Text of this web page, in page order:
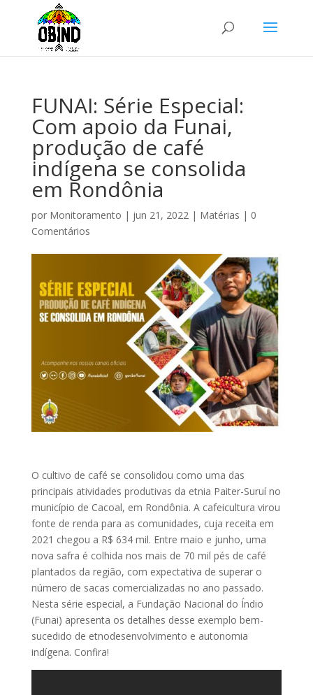
FUNAI: Série Especial:
Com apoio da Funai,
produção de café
indígena se consolida
em Rondônia
por Monitoramento | jun 21, 2022| Matérias | 0
Comentários
O cultivo de café se consolidou como uma das
principais atividades produtivas da etnia Paiter-Suruí no
município de Cacoal, em Rondônia. A cafeicultura virou
fonte de renda para as comunidades, cuja receita em
2021 chegou a R$ 634 mil. Entre maio e junho, uma
nova safra é colhida nos mais de 70 mil pés de café
plantados da região, com expectativa de superar o
número de sacas comercializadas no ano passado.
Nesta série especial, a Fundação Nacional do Índio
(Funai) apresenta os detalhes desse exemplo bem-
sucedido de etnodesenvolvimento e autonomia
indígena. Confira!